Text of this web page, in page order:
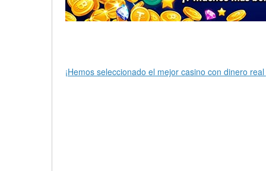
¡Hemos seleccionado el mejor casino con dinero